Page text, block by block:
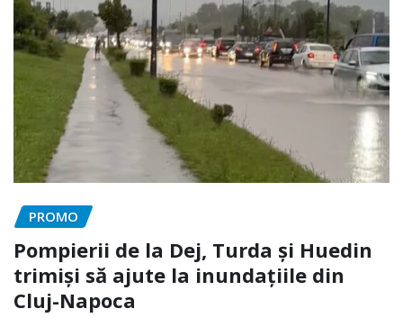
PROMO
Pompierii de la Dej, Turda și Huedin
trimiși să ajute la inundațiile din
Cluj-Napoca